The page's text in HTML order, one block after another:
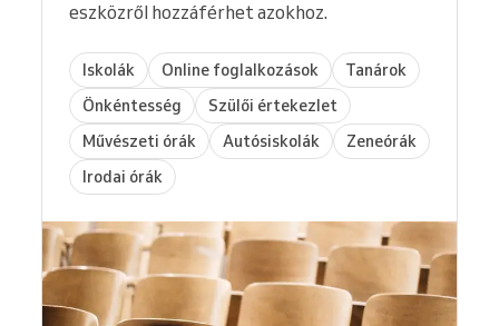
eszközről hozzáférhet azokhoz.
Iskolák Online foglalkozások
Tanárok
Önkéntesség
Szülői értekezlet
Művészeti órák
Autósiskolák
Zeneórák
Irodai órák